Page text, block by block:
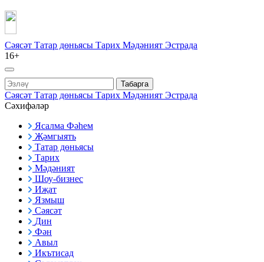
Сәясәт Татар дөньясы Тарих Мәдәният Эстрада
16+
Табарга
Сәясәт Татар дөньясы Тарих Мәдәният Эстрада
Сәхифәләр
Ясалма Фәһем
Җәмгыять
Татар дөньясы
Тарих
Мәдәният
Шоу-бизнес
Иҗат
Язмыш
Сәясәт
Дин
Фән
Авыл
Икътисад